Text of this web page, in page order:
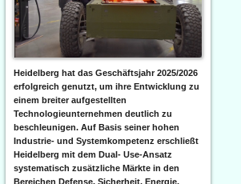
Heidelberg hat das Geschäftsjahr 2025/2026
erfolgreich genutzt, um ihre Entwicklung zu
einem breiter aufgestellten
Technologieunternehmen deutlich zu
beschleunigen. Auf Basis seiner hohen
Industrie- und Systemkompetenz erschließt
Heidelberg mit dem Dual- Use-Ansatz
systematisch zusätzliche Märkte in den
Bereichen Defense, Sicherheit, Energie,